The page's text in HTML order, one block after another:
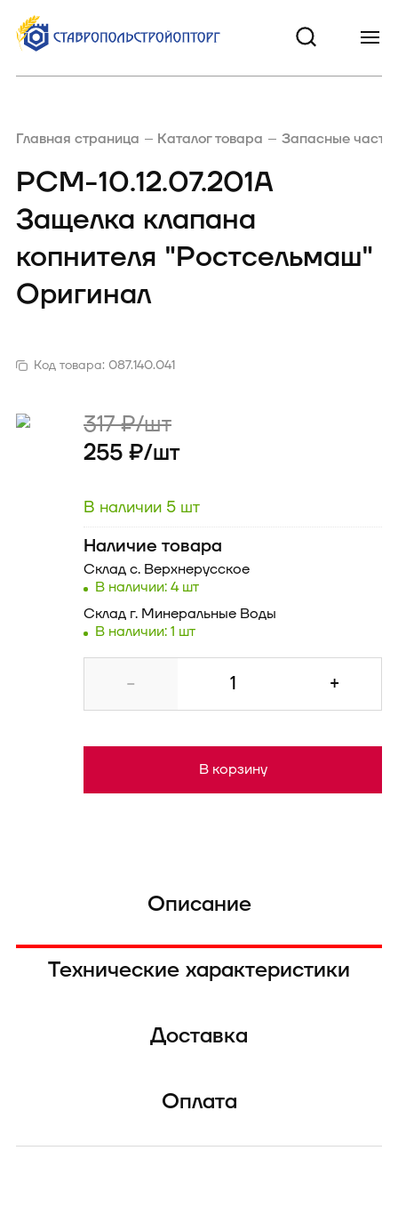
Главная страница Каталог товара Запасные части
РСМ-10.12.07.201А
Защелка клапана
копнителя "Ростсельмаш"
Оригинал
Код товара: 087.140.041
317 ₽/шт
255 ₽/шт
В наличии 5 шт
Наличие товара
Складс. Верхнерусское
В наличии: 4 шт
Склад г. Минеральные Воды
В наличии: 1 шт
- +
В корзину
Описание
Технические характеристики
Доставка
Оплата